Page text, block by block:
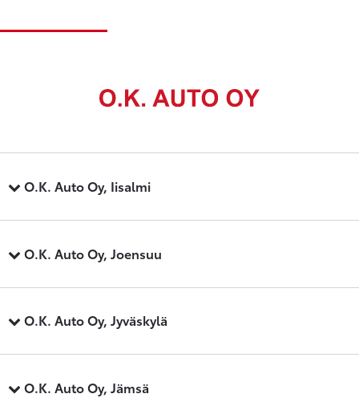
O.K. Auto Oy, Iisalmi
O.K. Auto Oy, Joensuu
O.K. Auto Oy, Jyväskylä
O.K. Auto Oy, Jämsä